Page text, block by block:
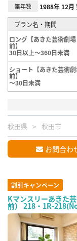
築年数 1988年 12月
プラン名・期間
ロング【あきた芸術劇
前】
30日以上～360日未満
ショート【あきた芸術
前】
～30日未満
秋田県 秋田市
お問合わ
割引キャンペーン
Kマンスリーあきた
前） 218・1R-